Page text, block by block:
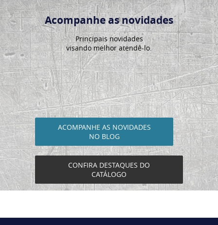
Acompanhe as novidades
Principais novidades
visando melhor atendê-lo.
ACOMPANHE AS NOVIDADES
NO BLOG
CONFIRA DESTAQUES DO
CATÁLOGO